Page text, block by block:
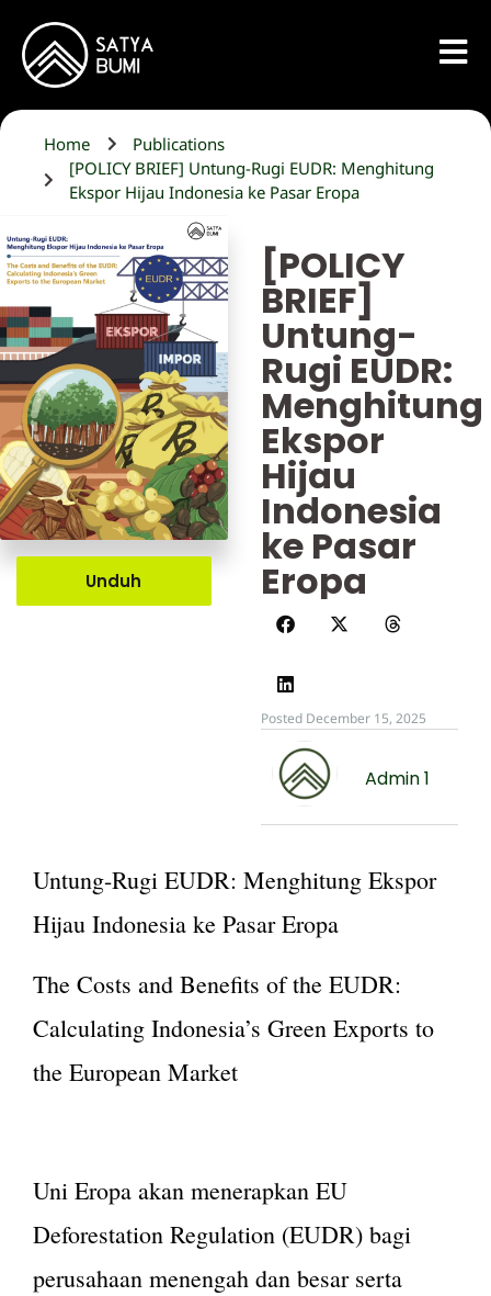
Home
Publications
[POLICY BRIEF] Untung-Rugi EUDR: Menghitung
Ekspor Hijau Indonesia ke Pasar Eropa
[POLICY
BRIEF]
Untung-
Rugi EUDR:
Menghitung
Ekspor
Hijau
Indonesia
ke Pasar
Eropa
Posted December 15, 2025
Admin 1
Unduh
Untung-Rugi EUDR: Menghitung Ekspor
Hijau Indonesia ke Pasar Eropa
The Costs and Benefits of the EUDR:
Calculating Indonesia’s Green Exports to
the European Market
Uni Eropa akan menerapkan EU
Deforestation Regulation (EUDR) bagi
perusahaan menengah dan besar serta